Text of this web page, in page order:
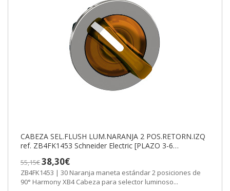
CABEZA SEL.FLUSH LUM.NARANJA 2 POS.RETORN.IZQ
ref. ZB4FK1453 Schneider Electric [PLAZO 3-6
55,15€38,30€
ZB4FK1453 | 30 Naranja maneta estándar 2 posiciones de
90° Harmony XB4 Cabeza para selector luminoso...